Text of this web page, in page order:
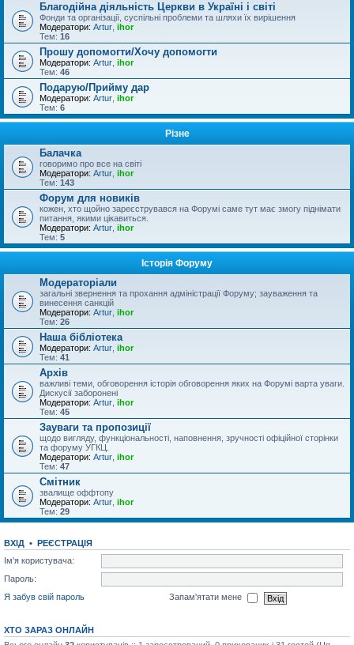
Благодійна діяльність Церкви в Україні і світі
Фонди та організації, суспільні проблеми та шляхи їх вирішення
Модератори: Artur ihor
Тем: 16
Прошу допомогти/Хочу допомогти
Модератори: Artur ihor
Тем: 46
Подарую/Прийму дар
Модератори: Artur ihor
Тем: 6
Різне
Балачка
говоримо про все на світі
Модератори: Artur ihor
Тем: 143
Форум для новиків
кожен, хто щойно зареєструвався на Форумі саме тут має змогу піднімати
питання, якими цікавиться.
Модератори: Artur ihor
Тем: 5
Історія Форуму
Модераторіали
загальні звернення та прохання адміністрації Форуму; зауваження та
винесення санкцій
Модератори: Artur ihor
Тем: 26
Наша бібліотека
Модератори: Artur ihor
Тем: 41
Архів
важливі теми, обговорення історія обговорення яких на Форумі варта уваги.
Дискусії заборонені
Модератори: Artur ihor
Тем: 45
Зауваги та пропозиції
щодо вигляду, функціональності, наповнення, зручності офіційної сторінки
та форуму УГКЦ.
Модератори: Artur ihor
Тем: 47
Смітник
звалище оффтопу
Модератори: Artur ihor
Тем: 29
ВХІД • РЕЄСТРАЦІЯ
Ім'я користувача:
Пароль:
Я забув свій пароль
Запам'ятати мене
ХТО ЗАРАЗ ОНЛАЙН